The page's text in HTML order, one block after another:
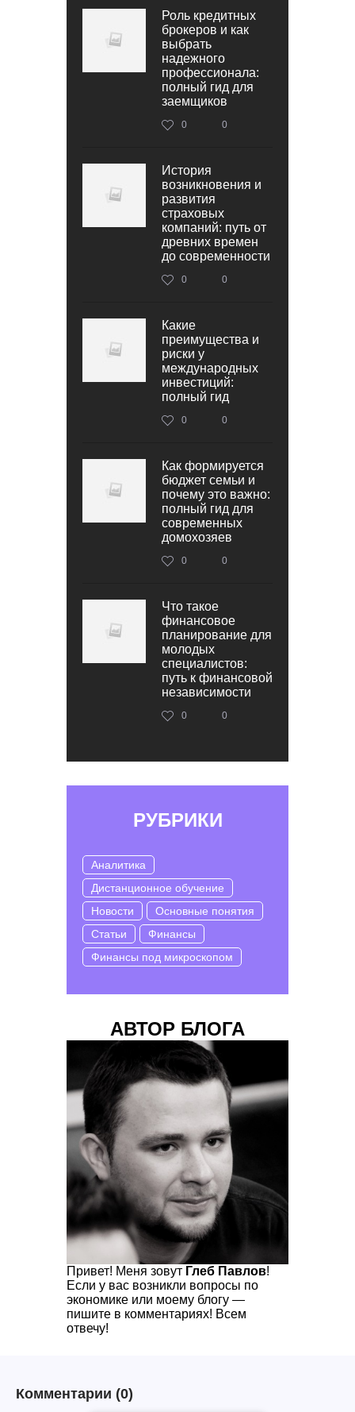
Роль кредитных
брокеров и как
выбрать
надежного
профессионала:
полный гид для
заемщиков
0 0
История
возникновения и
развития
страховых
компаний: путь от
древних времен
до современности
0 0
Какие
преимущества и
риски у
международных
инвестиций:
полный гид
0 0
Как формируется
бюджет семьи и
почему это важно:
полный гид для
современных
домохозяев
0 0
Что такое
финансовое
планирование для
молодых
специалистов:
путь к финансовой
независимости
0 0
РУБРИКИ
Аналитика
Дистанционное обучение
Новости
Основные понятия
Статьи
Финансы
Финансы под микроскопом
АВТОР БЛОГА
Привет! Меня зовут Глеб Павлов!
Если у вас возникли вопросы по
экономике или моему блогу —
пишите в комментариях! Всем
отвечу!
Комментарии (0)